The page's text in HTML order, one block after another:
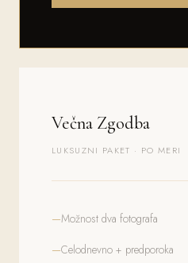
Večna Zgodba
LUKSUZNI PAKET · PO MERI
Možnost dva fotografa
Celodnevno + predporoka